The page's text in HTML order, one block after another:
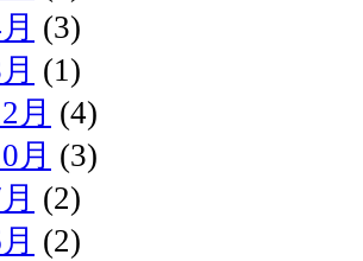
(3)
(1)
月 (4)
月 (3)
(2)
(2)